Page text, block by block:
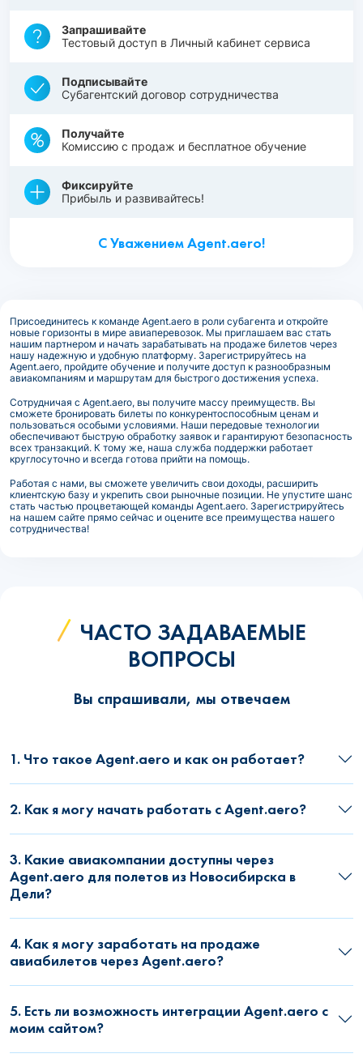
Запрашивайте
Тестовый доступ в Личный кабинет сервиса
Подписывайте
Субагентский договор сотрудничества
Получайте
Комиссию с продаж и бесплатное обучение
Фиксируйте
Прибыль и развивайтесь!
С Уважением Agent.aero!
Присоединитесь к команде Agent.aero в роли субагента и откройте
новые горизонты в мире авиаперевозок. Мы приглашаем вас стать
нашим партнером и начать зарабатывать на продаже билетов через
нашу надежную и удобную платформу. Зарегистрируйтесь на
Agent.aero, пройдите обучение и получите доступ к разнообразным
авиакомпаниям и маршрутам для быстрого достижения успеха.
Сотрудничая с Agent.aero, вы получите массу преимуществ. Вы
сможете бронировать билеты по конкурентоспособным ценам и
пользоваться особыми условиями. Наши передовые технологии
обеспечивают быструю обработку заявок и гарантируют безопасность
всех транзакций. К тому же, наша служба поддержки работает
круглосуточно и всегда готова прийти на помощь.
Работая с нами, вы сможете увеличить свои доходы, расширить
клиентскую базу и укрепить свои рыночные позиции. Не упустите шанс
стать частью процветающей команды Agent.aero. Зарегистрируйтесь
на нашем сайте прямо сейчас и оцените все преимущества нашего
сотрудничества!
ЧАСТО ЗАДАВАЕМЫЕ
ВОПРОСЫ
Вы спрашивали, мы отвечаем
1. Что такое Agent.aero и как он работает?
2. Как я могу начать работать с Agent.aero?
3. Какие авиакомпании доступны через
Agent.aero для полетов из Новосибирска в
Дели?
4. Как я могу заработать на продаже
авиабилетов через Agent.aero?
5. Есть ли возможность интеграции Agent.aero с
моим сайтом?